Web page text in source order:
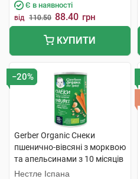
Є в наявності
від 110.50 88.40 грн
КУПИТИ
−20%
Gerber Organic Снеки
пшенично-вівсяні з морквою
та апельсинами з 10 місяців
35 г 1 банка
Нестле Іспана